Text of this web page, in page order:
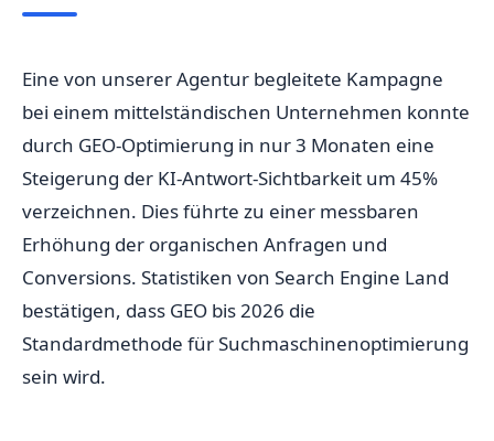
Eine von unserer Agentur begleitete Kampagne
bei einem mittelständischen Unternehmen konnte
durch GEO-Optimierung in nur 3 Monaten eine
Steigerung der KI-Antwort-Sichtbarkeit um 45%
verzeichnen. Dies führte zu einer messbaren
Erhöhung der organischen Anfragen und
Conversions. Statistiken von Search Engine Land
bestätigen, dass GEO bis 2026 die
Standardmethode für Suchmaschinenoptimierung
sein wird.